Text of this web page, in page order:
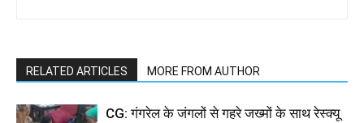
RELATED ARTICLES MORE FROM AUTHOR
CG: गंगरेल के जंगलों से गहरे जख्मों के साथ रेस्क्यू